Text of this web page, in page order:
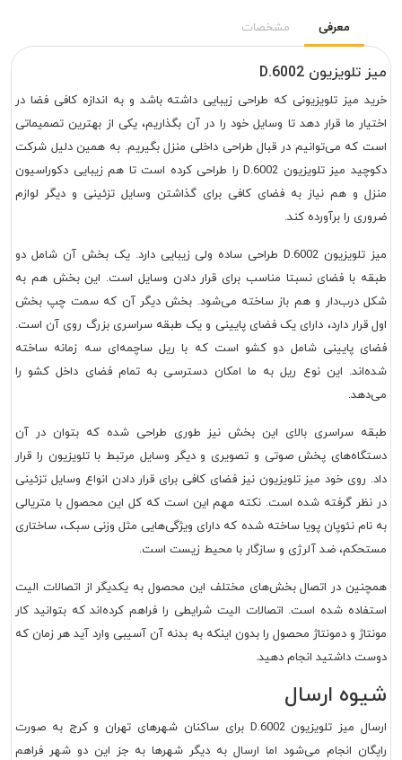
معرفی مشخصات
میز تلویزیون D.6002
خرید میز تلویزیونی که طراحی زیبایی داشته باشد و به اندازه کافی فضا در
اختیار ما قرار دهد تا وسایل خود را در آن بگذاریم، یکی از بهترین تصمیماتی
است که می‌توانیم در قبال طراحی داخلی منزل بگیریم. به همین دلیل شرکت
دکوچید میز تلویزیون D.6002 را طراحی کرده است تا هم زیبایی دکوراسیون
منزل و هم نیاز به فضای کافی برای گذاشتن وسایل تزئینی و دیگر لوازم
ضروری را برآورده کند.
میز تلویزیون D.6002 طراحی ساده ولی زیبایی دارد. یک بخش آن شامل دو
طبقه با فضای نسبتا مناسب برای قرار دادن وسایل است. این بخش هم به
شکل درب‌دار و هم باز ساخته می‌شود. بخش دیگر آن که سمت چپ بخش
اول قرار دارد، دارای یک فضای پایینی و یک طبقه سراسری بزرگ روی آن است.
فضای پایینی شامل دو کشو است که با ریل ساچمه‌ای سه زمانه ساخته
شده‌اند. این نوع ریل به ما امکان دسترسی به تمام فضای داخل کشو را
می‌دهد.
طبقه سراسری بالای این بخش نیز طوری طراحی شده که بتوان در آن
دستگاه‌های پخش صوتی و تصویری و دیگر وسایل مرتبط با تلویزیون را قرار
داد. روی خود میز تلویزیون نیز فضای کافی برای قرار دادن انواع وسایل تزئینی
در نظر گرفته شده است. نکته مهم این است که کل این محصول با متریالی
به نام نئوپان پویا ساخته شده که دارای ویژگی‌هایی مثل وزنی سبک، ساختاری
مستحکم، ضد آلرژی و سازگار با محیط زیست است.
همچنین در اتصال بخش‌های مختلف این محصول به یکدیگر از اتصالات الیت
استفاده شده است. اتصالات الیت شرایطی را فراهم کرده‌اند که بتوانید کار
مونتاژ و دمونتاژ محصول را بدون اینکه به بدنه آن آسیبی وارد آید هر زمان که
دوست داشتید انجام دهید.
شیوه ارسال
ارسال میز تلویزیون D.6002 برای ساکنان شهرهای تهران و کرج به صورت
رایگان انجام می‌شود اما ارسال به دیگر شهرها به جز این دو شهر فراهم